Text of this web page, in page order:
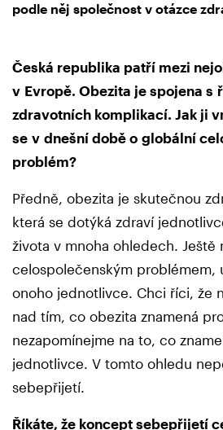
podle něj společnost v otázce
Česká republika patří mezi
v Evropě. Obezita je spojena s
zdravotních komplikací. Jak ji
se v dnešní době o globální
problém?
Předně, obezita je skutečnou
která se dotýká zdraví
života v mnoha ohledech. Ještě
celospolečenským problémem,
onoho jednotlivce. Chci říci, že
nad tím, co obezita znamená
nezapomínejme na to, co
jednotlivce. V tomto ohledu
sebepřijetí.
Říkáte, že koncept sebepřijetí